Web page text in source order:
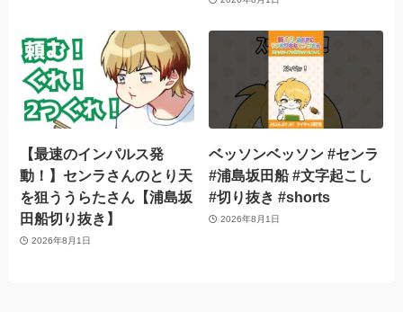
【最速のインパルス発
動！】センラさんのとり天
を狙ううらたさん【浦島坂
田船切り抜き】
2026年8月1日
ベッソンベッソン #センラ
#浦島坂田船 #文字起こし
#切り抜き #shorts
2026年8月1日